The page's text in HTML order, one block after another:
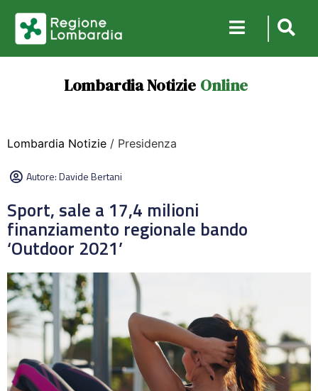
Lombardia Notizie Online
Lombardia Notizie / Presidenza
Autore:Davide Bertani
Sport, sale a 17,4 milioni
finanziamento regionale bando
‘Outdoor 2021’